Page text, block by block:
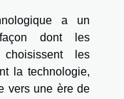
a un
dont les
les
la technologie,
vers une ère de